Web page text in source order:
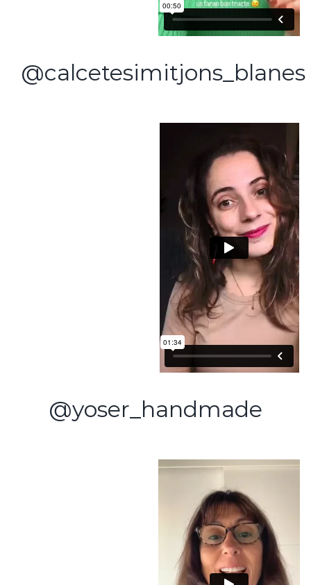
@calcetesimitjons_blanes
@yoser_handmade